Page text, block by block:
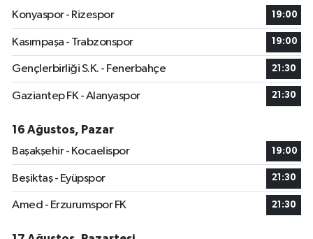
Konyaspor - Rizespor
19:00
Kasımpaşa - Trabzonspor 19:00
Gençlerbirliği S.K. - Fenerbahçe 21:30
Gaziantep FK - Alanyaspor 21:30
16 Ağustos, Pazar
Başakşehir - Kocaelispor
19:00
Beşiktaş - Eyüpspor 21:30
Amed - Erzurumspor FK 21:30